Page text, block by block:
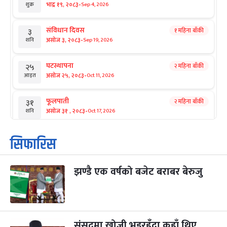
शुक्र भाद्र १९, २०८३-Sep 4, 2026
३
शनि
संविधान दिवस
असोज ३, २०८३-Sep 19, 2026
१ महिना बाँकी
२५
आइत
घटस्थापना
असोज २५, २०८३-Oct 11, 2026
२ महिना बाँकी
३१
शनि
फूलपाती
असोज ३१ , २०८३-Oct 17, 2026
२ महिना बाँकी
१
आइत
कार्तिक सङ्क्रान्ति
कार्तिक १, २०८३
३
मंगल
महानवमी
कार्तिक ३, २०८३
२ महिना बाँकी
४ विजयादशमी
कार्तिक ४, २०८३
सिफारिस
झण्डै एक वर्षको बजेट बराबर बेरुजु